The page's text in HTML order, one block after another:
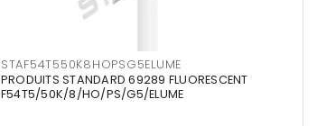
STAF54T550K8HOPSG5ELUME
PRODUITS STANDARD 69289 FLUORESCENT
F54T5/50K/8/HO/PS/G5/ELUME